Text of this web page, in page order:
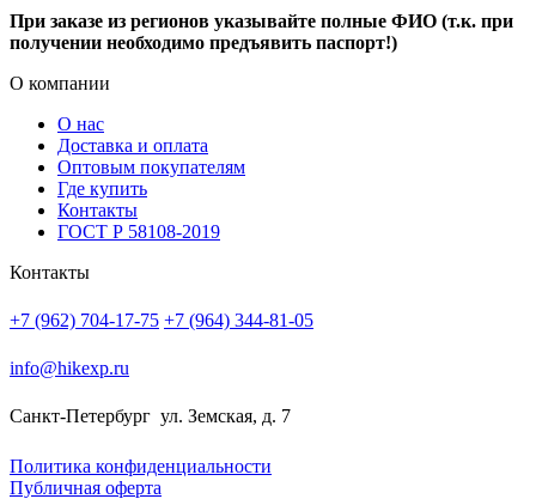
При заказе из регионов указывайте полные ФИО (т.к. при
получении необходимо предъявить паспорт!)
О компании
О нас
Доставка и оплата
Оптовым покупателям
Где купить
Контакты
ГОСТ Р 58108-2019
Контакты
+7 (962) 704-17-75 +7 (964) 344-81-05
info@hikexp.ru
Санкт-Петербург ул. Земская, д. 7
Политика конфиденциальности
Публичная оферта